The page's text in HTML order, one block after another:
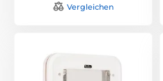
Vergleichen